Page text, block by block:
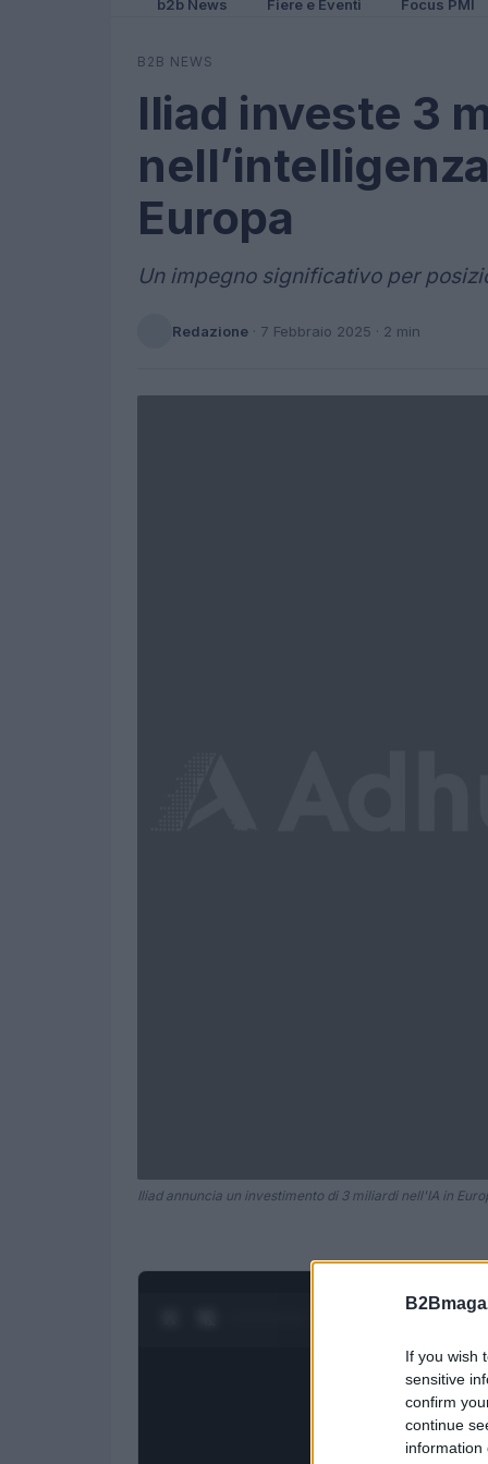
If you wish
sensitive
confirm
continue
information
b2b News Fiere e Eventi Focus PMI
B2B NEWS
Iliad investe 3
Europa
Un impegno significativo per
Redazione · 7 Febbraio 2025 · 2 min
Iliad annuncia un investimento di 3 miliardi nell'IA in